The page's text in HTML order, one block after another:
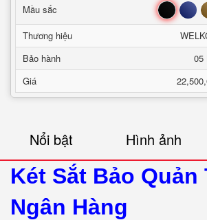
Mầu sắc Đen Xanh
Thương hiệu
Bảo hành
05
Giá
Nổi bật Hình ảnh
Két Sắt Bảo Quản
Ngân Hàng